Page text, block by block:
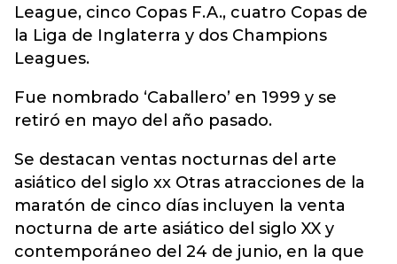
League, cinco Copas F.A., cuatro Copas de
la Liga de Inglaterra y dos Champions
Leagues.
Fue nombrado ‘Caballero’ en 1999 y se
retiró en mayo del año pasado.
Se destacan ventas nocturnas del arte
asiático del siglo xx Otras atracciones de la
maratón de cinco días incluyen la venta
nocturna de arte asiático del siglo XX y
contemporáneo del 24 de junio, en la que